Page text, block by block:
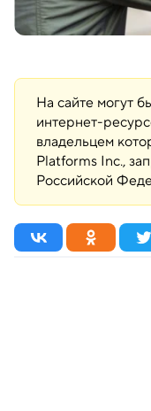
На сайте могут
интернет-
владельцем
Platforms Inc.,
Российской